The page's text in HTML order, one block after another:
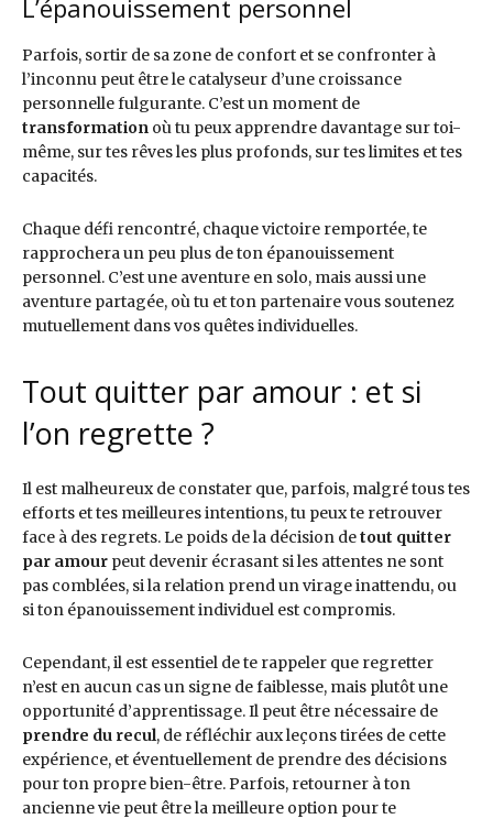
L’épanouissement personnel
Parfois, sortir de sa zone de confort et se confronter à
l’inconnu peut être le catalyseur d’une croissance
personnelle fulgurante. C’est un moment de
transformation où tu peux apprendre davantage sur toi-
même, sur tes rêves les plus profonds, sur tes limites et tes
capacités.
Chaque défi rencontré, chaque victoire remportée, te
rapprochera un peu plus de ton épanouissement
personnel. C’est une aventure en solo, mais aussi une
aventure partagée, où tu et ton partenaire vous soutenez
mutuellement dans vos quêtes individuelles.
Tout quitter par amour : et si
l’on regrette ?
Il est malheureux de constater que, parfois, malgré tous tes
efforts et tes meilleures intentions, tu peux te retrouver
face à des regrets. Le poids de la décision detout quitter
par amour peut devenir écrasant si les attentes ne sont
pas comblées, si la relation prend un virage inattendu, ou
si ton épanouissement individuel est compromis.
Cependant, il est essentiel de te rappeler que regretter
n’est en aucun cas un signe de faiblesse, mais plutôt une
opportunité d’apprentissage. Il peut être nécessaire de
prendre du recul, de réfléchir aux leçons tirées de cette
expérience, et éventuellement de prendre des décisions
pour ton propre bien-être. Parfois, retourner à ton
ancienne vie peut être la meilleure option pour te